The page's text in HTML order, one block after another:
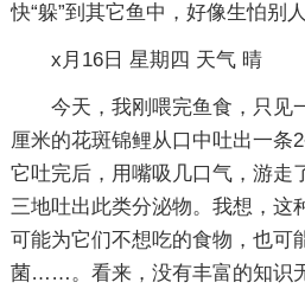
快“躲”到其它鱼中，好像生怕别
x月16日 星期四 天气 晴
今天，我刚喂完鱼食，只见
厘米的花斑锦鲤从口中吐出一条
它吐完后，用嘴吸几口气，游走
三地吐出此类分泌物。我想，这
可能为它们不想吃的食物，也可
菌……。看来，没有丰富的知识